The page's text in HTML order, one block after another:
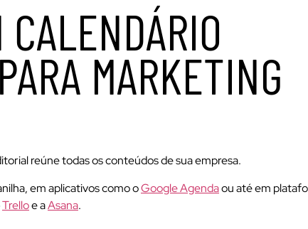
MARKETING
reúne todas os conteúdos de sua empresa.
em aplicativos como oGoogle Agendaou até em
Trelloe aAsana.